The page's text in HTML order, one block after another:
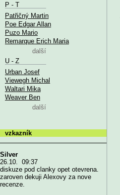
P - T
Patřičný Martin
Poe Edgar Allan
Puzo Mario
Remarque Erich Maria
další
U - Z
Urban Josef
Viewegh Michal
Waltari Mika
Weaver Ben
další
vzkazník
Silver
26.10. 09:37
diskuze pod clanky opet otevrena.
zaroven dekuji Alexovy za nove
recenze.